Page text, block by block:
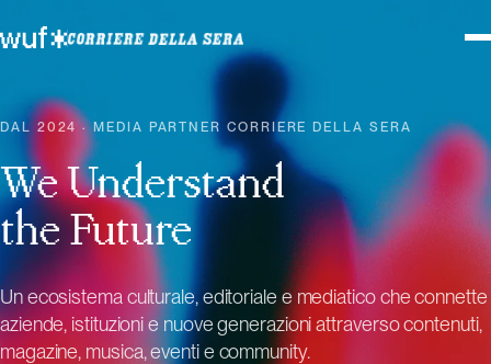
DAL 2024 · MEDIA PARTNER CORRIERE DELLA SERA
We Understand
the Future
Un ecosistema culturale, editoriale e mediatico che connette
aziende, istituzioni e nuove generazioni attraverso contenuti,
magazine, musica, eventi e community.